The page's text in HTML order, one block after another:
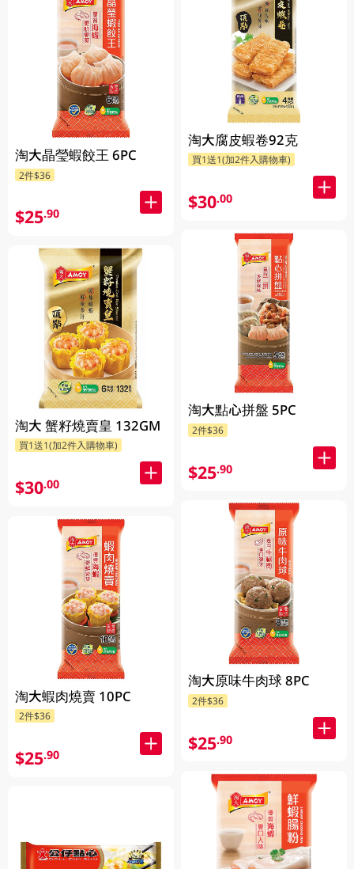
淘大晶瑩蝦餃王 6PC
2件$36
$25.90
淘大 蟹籽燒賣皇 132GM
買1送1(加2件入購物車)
$30.00
淘大蝦肉燒賣 10PC
2件$36
$25.90
淘大腐皮蝦卷92克
買1送1(加2件入購物車)
$30.00
淘大點心拼盤 5PC
2件$36
$25.90
淘大原味牛肉球 8PC
2件$36
$25.90